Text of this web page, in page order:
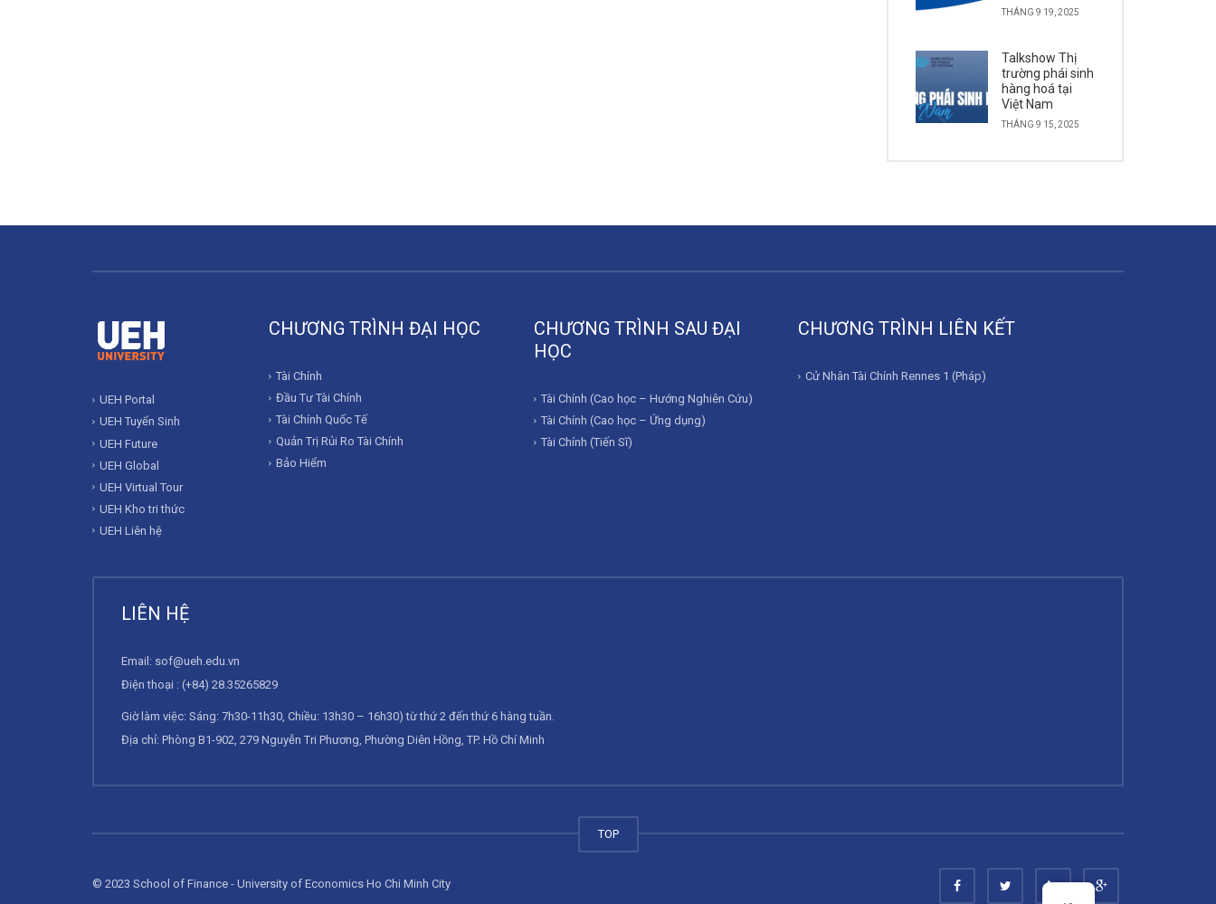
THÁNG 9 19, 2025
Talkshow Thị
trường phái sinh
hàng hoá tại
Việt Nam
THÁNG 9 15, 2025
UEH Portal
UEH Tuyển Sinh
UEH Future
UEH Global
UEH Virtual Tour
UEH Kho tri thức
UEH Liên hệ
CHƯƠNG TRÌNH ĐẠI HỌC
Tài Chính
Đầu Tư Tài Chính
Tài Chính Quốc Tế
Quản Trị Rủi Ro Tài Chính
Bảo Hiểm
CHƯƠNG TRÌNH SAU ĐẠI
HỌC
Tài Chính (Cao học – Hướng Nghiên Cứu)
Tài Chính (Cao học – Ứng dụng)
Tài Chính (Tiến Sĩ)
CHƯƠNG TRÌNH LIÊN KẾT
Cử Nhân Tài Chính Rennes 1 (Pháp)
LIÊN HỆ
Email: sof@ueh.edu.vn
Điện thoại : (+84) 28.35265829
Giờ làm việc: Sáng: 7h30-11h30, Chiều: 13h30 – 16h30) từ thứ 2 đến thứ 6 hàng tuần.
Địa chỉ: Phòng B1-902, 279 Nguyễn Tri Phương, Phường Diên Hồng, TP. Hồ Chí Minh
TOP
© 2023 School of Finance - University of Economics Ho Chi Minh City